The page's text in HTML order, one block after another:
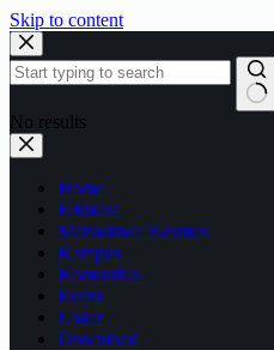
Skip to content
No results
Home
Edukasi
Mahasiswa Kesmas
Kampus
Komunitas
Event
Loker
Download